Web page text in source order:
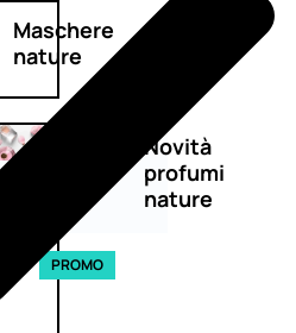
Maschere
nature
Novità
profumi
nature
PROMO